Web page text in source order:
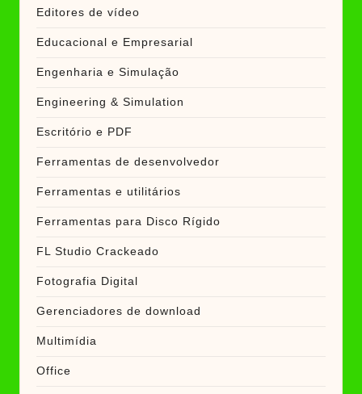
Editores de vídeo
Educacional e Empresarial
Engenharia e Simulação
Engineering & Simulation
Escritório e PDF
Ferramentas de desenvolvedor
Ferramentas e utilitários
Ferramentas para Disco Rígido
FL Studio Crackeado
Fotografia Digital
Gerenciadores de download
Multimídia
Office